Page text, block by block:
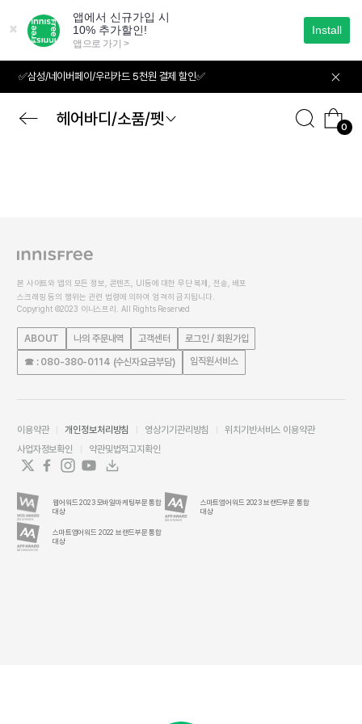
가
✅삼성/네이버페이/우리카드 5천원 결제 할인✅
헤어바디/소품/펫 0
본 사이트와 앱의 모든 정보, 콘텐츠, UI등에 대한 무단 복제, 전송, 배포
스크래핑 등의 행위는 관련 법령에 의하여 엄격히 금지됩니다.
Copyright ©2023 이니스프리. All Rights Reserved
ABOUT 나의 주문내역 고객센터 로그인 / 회원가입
☎ : 080-380-0114 (수신자요금부담) 임직원서비스
이용약관 개인정보처리방침 영상기기관리방침
위치기반서비스 이용약관
사업자정보확인
약관및법적고지확인
웹어워드 2023 모바일마케팅부문 통합
대상
스마트앱어워드 2023 브랜드부문 통합
대상
스마트앱어워드 2022 브랜드부문 통합
대상